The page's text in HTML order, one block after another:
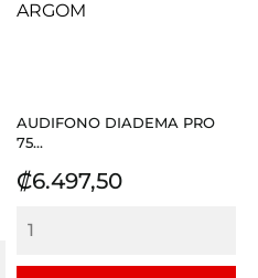
AUDIFONO DIADEMA PRO
75...
Precio
₡6.497,50